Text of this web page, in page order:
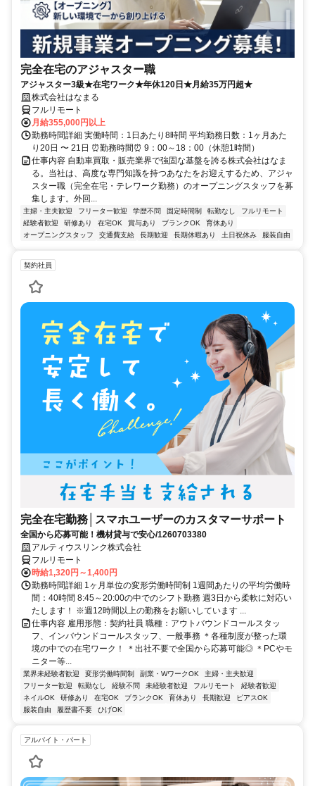
完全在宅のアジャスター職
アジャスター3級★在宅ワーク★年休120日★月給35万円超★
株式会社はなまる
フルリモート
月給355,000円以上
勤務時間詳細 実働時間：1日あたり8時間 平均勤務日数：1ヶ月あた
り20日 〜 21日 ⏰勤務時間⏰ 9：00～18：00（休憩1時間）
仕事内容 自動車買取・販売業界で強固な基盤を誇る株式会社はなま
る。当社は、高度な専門知識を持つあなたをお迎えするため、アジャ
スター職（完全在宅・テレワーク勤務）のオープニングスタッフを募
集します。外回...
主婦・主夫歓迎 フリーター歓迎 学歴不問 固定時間制 転勤なし
フルリモート
経験者歓迎
研修あり 在宅OK 賞与あり ブランクOK
育休あり
オープニングスタッフ
交通費支給 長期歓迎 長期休暇あり 土日祝休み 服装自由
契約社員
完全在宅勤務│スマホユーザーのカスタマーサポート
全国から応募可能！機材貸与で安心/1260703380
アルティウスリンク株式会社
フルリモート
時給1,320円～1,400円
勤務時間詳細 1ヶ月単位の変形労働時間制 1週間あたりの平均労働時
間：40時間 8:45～20:00の中でのシフト勤務 週3日から柔軟に対応い
たします！ ※週12時間以上の勤務をお願いしています ...
仕事内容 雇用形態：契約社員 職種：アウトバウンドコールスタッ
フ、インバウンドコールスタッフ、一般事務 ＊各種制度が整った環
境の中での在宅ワーク！ ＊出社不要で全国から応募可能◎ ＊PCやモ
ニター等...
業界未経験者歓迎 変形労働時間制 副業・WワークOK
主婦・主夫歓迎
フリーター歓迎
転勤なし 経験不問 未経験者歓迎 フルリモート
経験者歓迎
ネイルOK
研修あり 在宅OK ブランクOK 育休あり 長期歓迎
ピアスOK
服装自由
履歴書不要 ひげOK
アルバイト・パート